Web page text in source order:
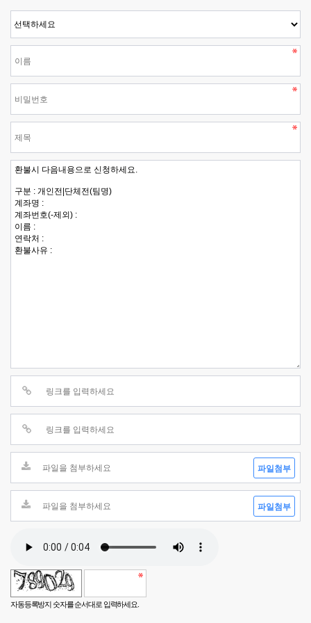
파일첨부
파일첨부
자동등록방지 숫자를 순서대로 입력하세요.